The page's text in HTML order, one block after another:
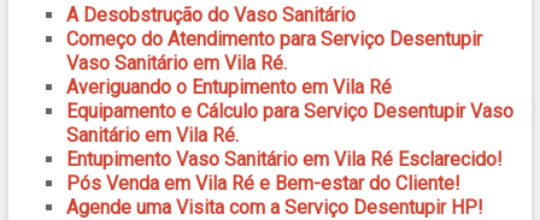
A Desobstrução do Vaso Sanitário
Começo do Atendimento para Serviço Desentupir
Vaso Sanitário em Vila Ré.
Averiguando o Entupimento em Vila Ré
Equipamento e Cálculo para Serviço Desentupir Vaso
Sanitário em Vila Ré.
Entupimento Vaso Sanitário em Vila Ré Esclarecido!
Pós Venda em Vila Ré e Bem-estar do Cliente!
Agende uma Visita com a Serviço Desentupir HP!